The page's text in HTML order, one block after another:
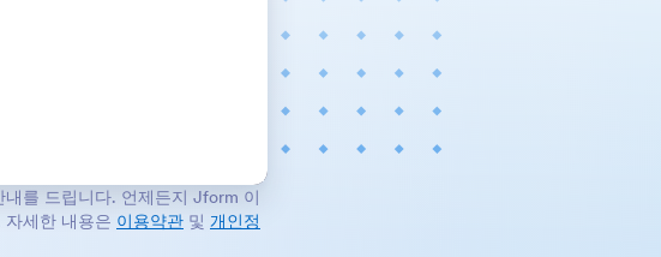
를 드립니다. 언제든지 Jform 이
세한 내용은 이용약관 및 개인정